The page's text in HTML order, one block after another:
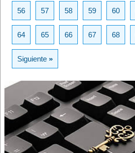
56 57 58 59 60
64 65 66 67 68
Siguiente»